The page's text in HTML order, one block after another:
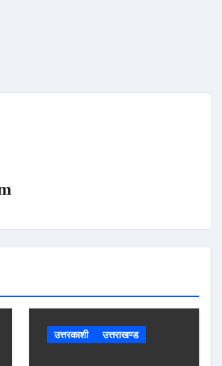
उत्तरकाशी उत्तराखण्ड